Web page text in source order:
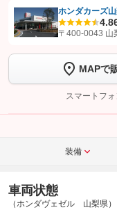
【STEP1】認証画面でグー
トーク画面で
完了してくださ
ホンダカーズ
4.8
〒400-0043 山
MAPで
スマートフ
装備
車両状態
（ホンダヴェゼル 山梨県）